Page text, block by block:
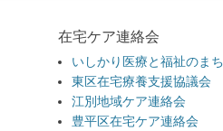
在宅ケア連絡会
いしかり医療と福祉のま
東区在宅療養支援協議会
江別地域ケア連絡会
豊平区在宅ケア連絡会